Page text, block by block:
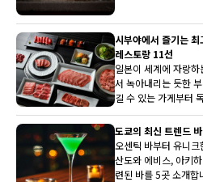
시부야에서 즐기는
레스토랑 11선
일본이 세계에 자랑
서 녹아내리는 듯한
길 수 있는 가게부터
비스 지역의 추천 가
하여 와규의 맛을 만끽
도쿄의 최신 트렌드
오센틱 바부터 유니
산도와 에비스, 아키
련된 바를 5곳 소개합